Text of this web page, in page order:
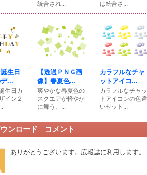
統合され...
は統合さ...
生日
...
生日カ
イン２
【透過ＰＮＧ画
像】春夏色...
爽やかな春夏色の
スクエアが軽やか
に舞う、...
カラフルなチャ
ットアイコ...
カラフルなチャッ
トアイコンの色違
いセット...
ンロード コメント
ありがとうございます。広報誌に利用します。